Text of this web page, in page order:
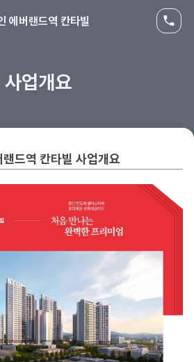
에버랜드역 칸타빌
사업개요
드역 칸타빌 사업개요